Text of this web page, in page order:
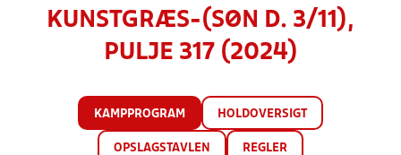
KUNSTGRÆS-(SØN D. 3/11),
PULJE 317 (2024)
KAMPPROGRAM HOLDOVERSIGT
OPSLAGSTAVLEN REGLER